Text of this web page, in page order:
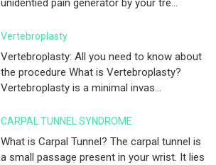
unidentied pain generator by your tre...
Vertebroplasty
Vertebroplasty: All you need to know about
the procedure What is Vertebroplasty?
Vertebroplasty is a minimal invas...
CARPAL TUNNEL SYNDROME
What is Carpal Tunnel? The carpal tunnel is
a small passage present in your wrist. It lies